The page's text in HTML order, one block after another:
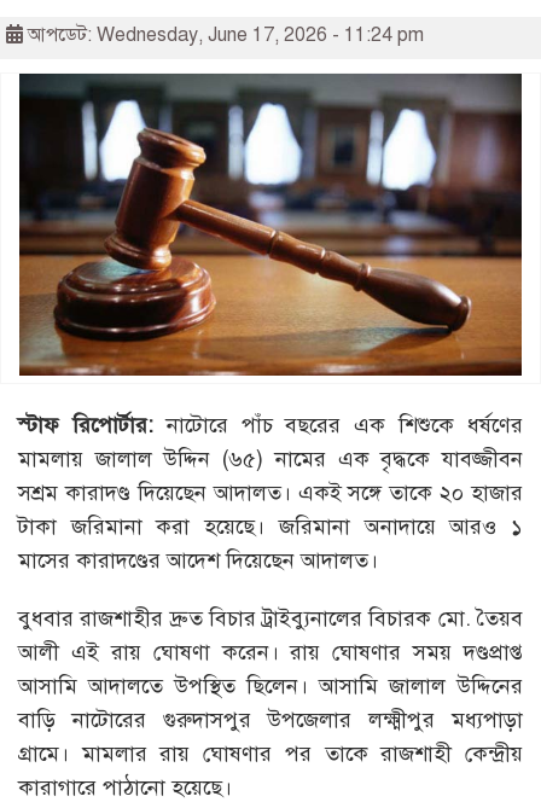
আপডেট: Wednesday, June 17, 2026 - 11:24 pm
স্টাফ রিপোর্টার:নাটোরে পাঁচ বছরের এক শিশুকে ধর্ষণের
মামলায় জালাল উদ্দিন (৬৫) নামের এক বৃদ্ধকে যাবজ্জীবন
সশ্রম কারাদণ্ড দিয়েছেন আদালত। একই সঙ্গে তাকে ২০ হাজার
টাকা জরিমানা করা হয়েছে। জরিমানা অনাদায়ে আরও ১
মাসের কারাদণ্ডের আদেশ দিয়েছেন আদালত।
বুধবার রাজশাহীর দ্রুত বিচার ট্রাইব্যুনালের বিচারক মো. তৈয়ব
আলী এই রায় ঘোষণা করেন। রায় ঘোষণার সময় দণ্ডপ্রাপ্ত
আসামি আদালতে উপস্থিত ছিলেন। আসামি জালাল উদ্দিনের
বাড়ি নাটোরের গুরুদাসপুর উপজেলার লক্ষ্মীপুর মধ্যপাড়া
গ্রামে। মামলার রায় ঘোষণার পর তাকে রাজশাহী কেন্দ্রীয়
কারাগারে পাঠানো হয়েছে।